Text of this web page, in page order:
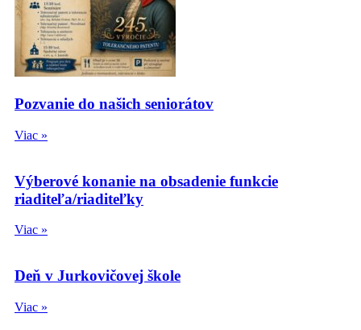
Pozvanie do našich seniorátov
Viac »
Výberové konanie na obsadenie funkcie
riaditeľa/riaditeľky
Viac »
Deň v Jurkovičovej škole
Viac »